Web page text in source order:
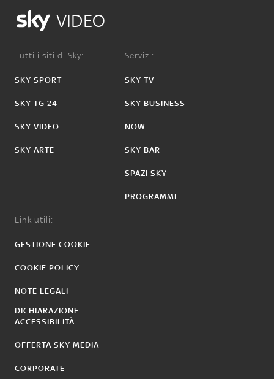
VIDEO
Tutti i siti di Sky:
SKY SPORT
SKY TG 24
SKY VIDEO
SKY ARTE
Servizi:
SKY TV
SKY BUSINESS
NOW
SKY BAR
SPAZI SKY
PROGRAMMI
Link utili:
GESTIONE COOKIE
COOKIE POLICY
NOTE LEGALI
DICHIARAZIONE
ACCESSIBILITÀ
OFFERTA SKY MEDIA
CORPORATE